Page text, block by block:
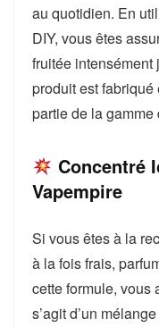
au quotidien. En
DIY, vous êtes
fruitée
produit est
partie de la
Concentré
Vapempire
Si vous êtes à la
à la fois frais,
cette formule, vous
s’agit d’un